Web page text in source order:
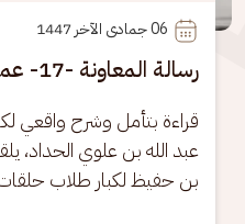
06
رسالة المعاونة -17- عموم الورع وثمرته
قراءة بتأمل وشرح واقعي
عبد الله بن علوي الحداد،
بن حفيظ لكبار طلاب